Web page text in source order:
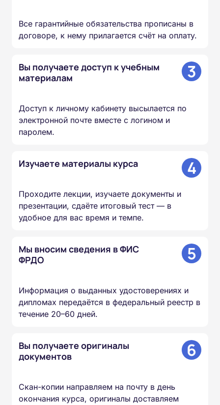
Все гарантийные обязательства прописаны в
договоре, к нему прилагается счёт на оплату.
Вы получаете доступ к учебным
материалам
3
Доступ к личному кабинету высылается по
электронной почте вместе с логином и
паролем.
Изучаете материалы курса 4
Проходите лекции, изучаете документы и
презентации, сдаёте итоговый тест — в
удобное для вас время и темпе.
Мы вносим сведения в ФИС
ФРДО
5
Информация о выданных удостоверениях и
дипломах передаётся в федеральный реестр в
течение 20–60 дней.
Вы получаете оригиналы
документов
6
Скан-копии направляем на почту в день
окончания курса, оригиналы доставляем